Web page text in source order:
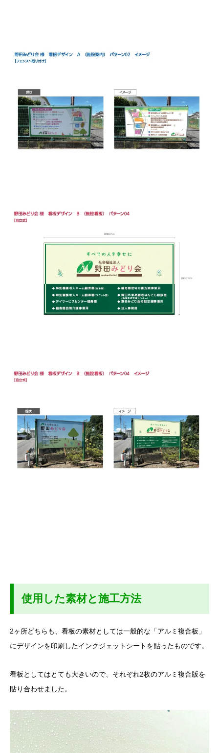
使用した素材と施工方法
2ヶ所どちらも、看板の素材としては一般的な「アルミ複合板」
にデザインを印刷したインクジェットシートを貼ったものです。
看板としてはとても大きいので、それぞれ2枚のアルミ複合版を
貼り合わせました。